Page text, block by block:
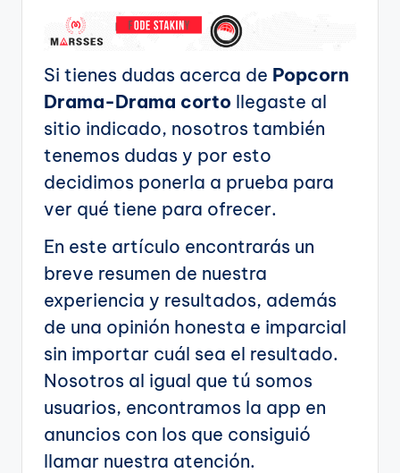
Si tienes dudas acerca de Popcorn
Drama-Drama corto llegaste al
sitio indicado, nosotros también
tenemos dudas y por esto
decidimos ponerla a prueba para
ver qué tiene para ofrecer.
En este artículo encontrarás un
breve resumen de nuestra
experiencia y resultados, además
de una opinión honesta e imparcial
sin importar cuál sea el resultado.
Nosotros al igual que tú somos
usuarios, encontramos la app en
anuncios con los que consiguió
llamar nuestra atención.